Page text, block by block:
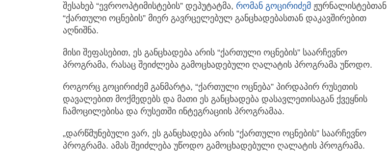
შესახებ “ევროოპტიმისტების” დეპუტატმა, რომან გოცირიძემ ჟურნალისტებთან
“ქართული ოცნების” მიერ გავრცელებულ განცხადებასთან დაკავშირებით
აღნიშნა.
მისი შეფასებით, ეს განცხადება არის “ქართული ოცნების” საარჩევნო
პროგრამა, რასაც შეიძლება გამოცხადებული ღალატის პროგრამა უწოდო.
როგორც გოცირიძემ განმარტა, “ქართული ოცნება” პირდაპირ რუსეთის
დავალებით მოქმედებს და მათი ეს განცხადება დასავლეთისაგან ქვეყნის
ჩამოცილებისა და რუსეთში ინტეგრაციის პროგრამაა.
„დარწმუნებული ვარ, ეს განცხადება არის “ქართული ოცნების” საარჩევნო
პროგრამა. ამას შეიძლება უწოდო გამოცხადებული ღალატის პროგრამა.